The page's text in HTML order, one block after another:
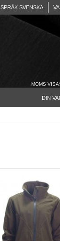
SPRÅK SVENSKA
MOMS
DIN